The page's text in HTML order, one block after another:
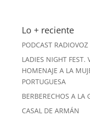
Lo + reciente
PODCAST
LADIES NIGHT FEST.
HOMENAJE A LA
PORTUGUESA
BERBERECHOS A LA
CASAL DE ARMÁN